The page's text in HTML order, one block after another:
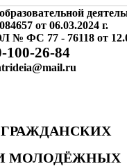
от 06.03.2024 г.
№ ФС 77 - 76118 от
100-26-84